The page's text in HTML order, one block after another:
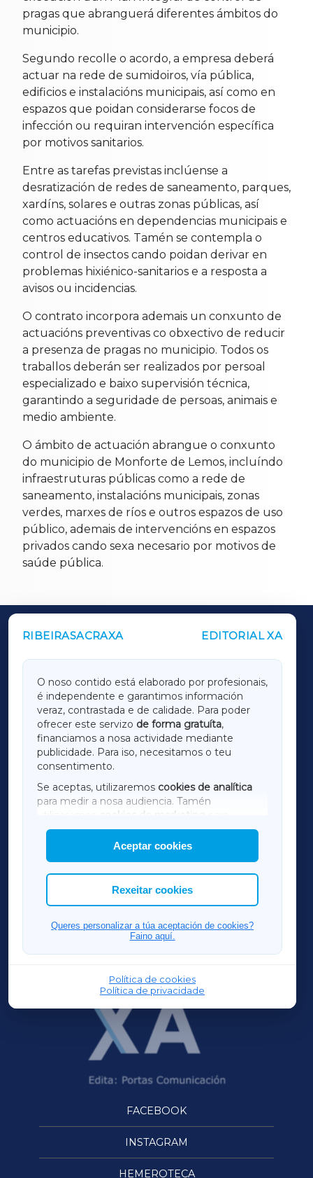
pragas que abranguerá diferentes ámbitos do
municipio.
Segundo recolle o acordo, a empresa deberá
actuar na rede de sumidoiros, vía pública,
edificios e instalacións municipais, así como en
espazos que poidan considerarse focos de
infección ou requiran intervención específica
por motivos sanitarios.
Entre as tarefas previstas inclúense a
desratización de redes de saneamento, parques,
xardíns, solares e outras zonas públicas, así
como actuacións en dependencias municipais e
centros educativos. Tamén se contempla o
control de insectos cando poidan derivar en
problemas hixiénico-sanitarios e a resposta a
avisos ou incidencias.
O contrato incorpora ademais un conxunto de
actuacións preventivas co obxectivo de reducir
a presenza de pragas no municipio. Todos os
traballos deberán ser realizados por persoal
especializado e baixo supervisión técnica,
garantindo a seguridade de persoas, animais e
medio ambiente.
O ámbito de actuación abrangue o conxunto
do municipio de Monforte de Lemos, incluíndo
infraestruturas públicas como a rede de
saneamento, instalacións municipais, zonas
verdes, marxes de ríos e outros espazos de uso
público, ademais de intervencións en espazos
privados cando sexa necesario por motivos de
saúde pública.
RIBEIRASACRAXA EDITORIAL XA
O noso contido está elaborado por profesionais,
é independente e garantimos información
veraz, contrastada e de calidade. Para poder
ofrecer este servizo de forma gratuíta,
financiamos a nosa actividade mediante
publicidade. Para iso, necesitamos o teu
consentimento.
Se aceptas, utilizaremos cookies de analítica
para medir a nosa audiencia. Tamén
utilizaremos
cookies de marketing
mostrar publicidade de terceiros.
Así mesmo, podes personalizar a elección das
cookies que desexas permitir.
Aceptar cookies
Rexeitar cookies
Queres personalizar a túa aceptación de cookies?
Faino aquí.
Política de cookies
Política de privacidade
OUTROS PERIÓDICOS
LUGOXA
TERRACHAXA
AMARIÑAXA
RIBEIRASACRAXA
ACORUÑAXA
FERROLXA
OURENSEXA
FACEBOOK
INSTAGRAM
HEMEROTECA